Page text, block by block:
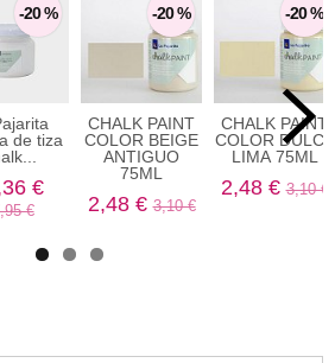
-20 %
de tiza
€
€
-20 %
CHALK PAINT
COLOR BEIGE
ANTIGUO
75ML
2,48 €3,10 €
-20 %
CHALK PAINT
COLOR DULCE
LIMA 75ML
2,48 €3,10 €